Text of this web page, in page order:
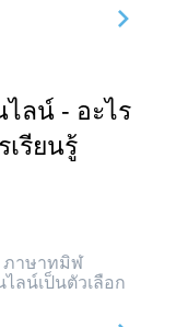
ลน์ - อะไร
รียนรู้
ภาษาทมิฬ
ลน์เป็นตัวเลือก